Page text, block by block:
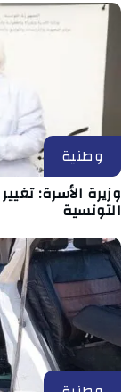
وطنية
وزيرة الأسرة:
التونسية